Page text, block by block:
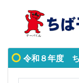
令和８年度